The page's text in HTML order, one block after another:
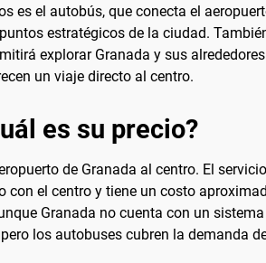
es el autobús, que conecta el
estratégicos de la ciudad.
explorar Granada y sus
un viaje directo al centro.
es su precio?
de Granada al centro. El
el centro y tiene un costo
Granada no cuenta con un
los autobuses cubren la demanda